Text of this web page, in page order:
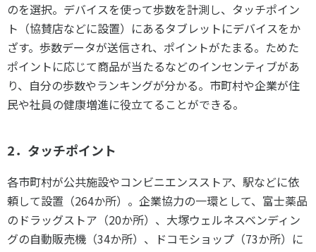
のを選択。デバイスを使って歩数を計測し、タッチポイン
ト（協賛店などに設置）にあるタブレットにデバイスをか
ざす。歩数データが送信され、ポイントがたまる。ためた
ポイントに応じて商品が当たるなどのインセンティブがあ
り、自分の歩数やランキングが分かる。市町村や企業が住
民や社員の健康増進に役立てることができる。
2．タッチポイント
各市町村が公共施設やコンビニエンスストア、駅などに依
頼して設置（264か所）。企業協力の一環として、富士薬品
のドラッグストア（20か所）、大塚ウェルネスベンディン
グの自動販売機（34か所）、ドコモショップ（73か所）に